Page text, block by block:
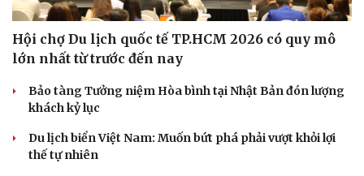
Hội chợ Du lịch quốc tế TP.HCM 2026 có quy mô
lớn nhất từ trước đến nay
Bảo tàng Tưởng niệm Hòa bình tại Nhật Bản đón lượng
khách kỷ lục
Du lịch biển Việt Nam: Muốn bứt phá phải vượt khỏi lợi
thế tự nhiên